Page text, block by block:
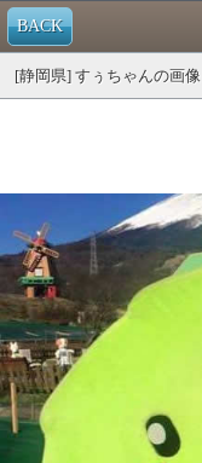
BACK
[静岡県] すぅちゃんの画像